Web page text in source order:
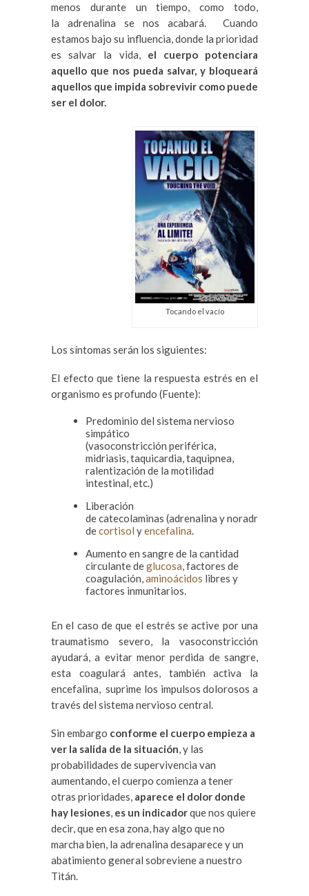
menos durante un tiempo, como todo,
la adrenalina se nos acabará. Cuando
estamos bajo su influencia, donde la prioridad
es salvar la vida, el cuerpo potenciara
aquello que nos pueda salvar, y bloqueará
aquellos que impida sobrevivir como puede
ser el dolor.
Tocando el vacío
Los síntomas serán los siguientes:
El efecto que tiene la respuesta estrés en el
organismo es profundo (Fuente):
Predominio del sistema nervioso
simpático
(vasoconstricción periférica,
midriasis, taquicardia, taquipnea,
ralentización de la motilidad
intestinal, etc.)
Liberación
de catecolaminas (adrenalina y noradrenalina),
decortisol yencefalina.
Aumento en sangre de la cantidad
circulante deglucosa, factores de
coagulación,aminoácidos libres y
factores inmunitarios.
En el caso de que el estrés se active por una
traumatismo severo, la vasoconstricción
ayudará, a evitar menor perdida de sangre,
esta coagulará antes, también activa la
encefalina, suprime los impulsos dolorosos a
través del sistema nervioso central.
Sin embargo conforme el cuerpo empieza a
ver la salida de la situación, y las
probabilidades de supervivencia van
aumentando, el cuerpo comienza a tener
otras prioridades, aparece el dolor donde
hay lesiones, es un indicadorque nos quiere
decir, que en esa zona, hay algo que no
marcha bien, la adrenalina desaparece y un
abatimiento general sobreviene a nuestro
Titán.